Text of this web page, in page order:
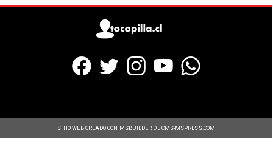
SITIO WEB CREADO CON MSBUILDER DE CMS-MSPRESS.COM